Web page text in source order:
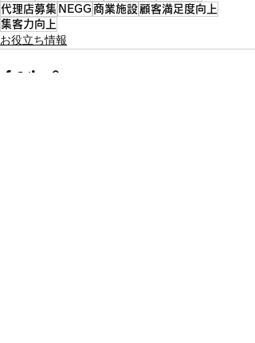
代理店募集 NEGG 商業施設 顧客満足度向上
集客力向上
お役立ち情報